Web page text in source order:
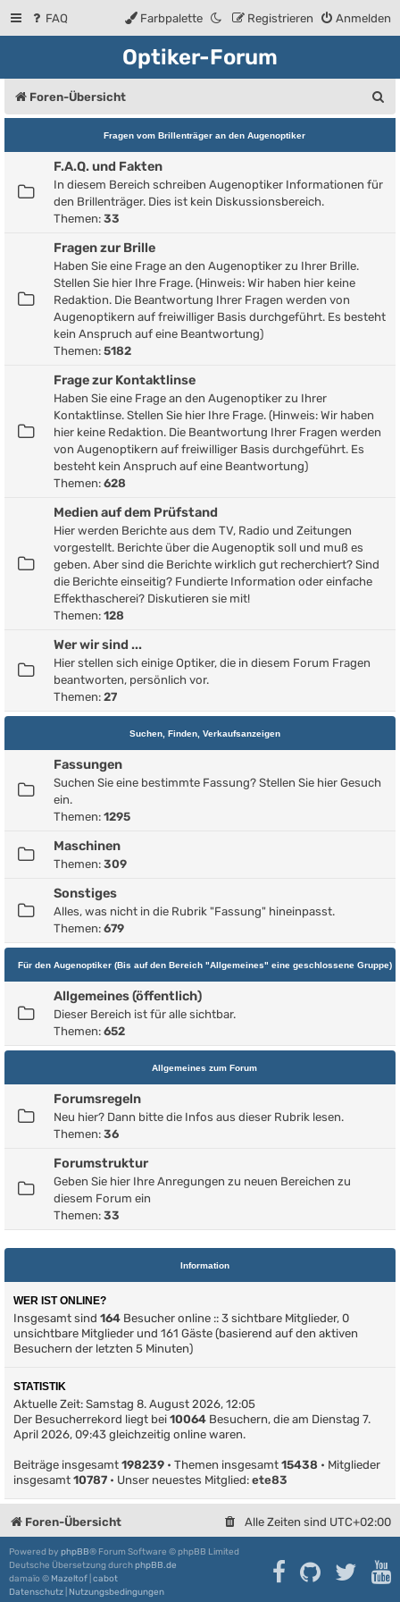
FAQ Anmelden
Registrieren
Farbpalette
Optiker-Forum
Foren-Übersicht
u
Fragen vom Brillenträger an den Augenoptiker
F.A.Q. und Fakten
In diesem Bereich schreiben Augenoptiker Informationen für
den Brillenträger. Dies ist kein Diskussionsbereich.
Themen: 33
Fragen zur Brille
Haben Sie eine Frage an den Augenoptiker zu Ihrer Brille.
Stellen Sie hier Ihre Frage. (Hinweis: Wir haben hier keine
Redaktion. Die Beantwortung Ihrer Fragen werden von
Augenoptikern auf freiwilliger Basis durchgeführt. Es besteht
kein Anspruch auf eine Beantwortung)
Themen: 5182
Frage zur Kontaktlinse
Haben Sie eine Frage an den Augenoptiker zu Ihrer
Kontaktlinse. Stellen Sie hier Ihre Frage. (Hinweis: Wir haben
hier keine Redaktion. Die Beantwortung Ihrer Fragen werden
von Augenoptikern auf freiwilliger Basis durchgeführt. Es
besteht kein Anspruch auf eine Beantwortung)
Themen: 628
Medien auf dem Prüfstand
Hier werden Berichte aus dem TV, Radio und Zeitungen
vorgestellt. Berichte über die Augenoptik soll und muß es
geben. Aber sind die Berichte wirklich gut recherchiert? Sind
die Berichte einseitig? Fundierte Information oder einfache
Effekthascherei? Diskutieren sie mit!
Themen: 128
Wer wir sind ...
Hier stellen sich einige Optiker, die in diesem Forum Fragen
beantworten, persönlich vor.
Themen: 27
Suchen, Finden, Verkaufsanzeigen
Fassungen
Suchen Sie eine bestimmte Fassung? Stellen Sie hier Gesuch
ein.
Themen: 1295
Maschinen
Themen: 309
Sonstiges
Alles, was nicht in die Rubrik "Fassung" hineinpasst.
Themen: 679
Für den Augenoptiker (Bis auf den Bereich "Allgemeines" eine geschlossene Gruppe)
Allgemeines (öffentlich)
Dieser Bereich ist für alle sichtbar.
Themen: 652
Allgemeines zum Forum
Forumsregeln
Neu hier? Dann bitte die Infos aus dieser Rubrik lesen.
Themen: 36
Forumstruktur
Geben Sie hier Ihre Anregungen zu neuen Bereichen zu
diesem Forum ein
Themen: 33
Information
WER IST ONLINE?
Insgesamt sind 164 Besucher online :: 3 sichtbare Mitglieder, 0
unsichtbare Mitglieder und 161 Gäste (basierend auf den aktiven
Besuchern der letzten 5 Minuten)
STATISTIK
Aktuelle Zeit: Samstag 8. August 2026, 12:05
Der Besucherrekord liegt bei 10064 Besuchern, die am Dienstag 7.
April 2026, 09:43 gleichzeitig online waren.
Beiträge insgesamt 198239 • Themen insgesamt 15438 • Mitglieder
insgesamt 10787 • Unser neuestes Mitglied: ete83
Foren-Übersicht Alle Zeiten sind UTC+02:00
Powered by phpBB® Forum Software © phpBB Limited
Deutsche Übersetzung durchphpBB.de
damaïo © Mazeltof cabot
Datenschutz Nutzungsbedingungen